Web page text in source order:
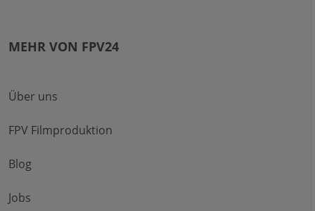
MEHR VON FPV24
Über uns
FPV Filmproduktion
Blog
Jobs